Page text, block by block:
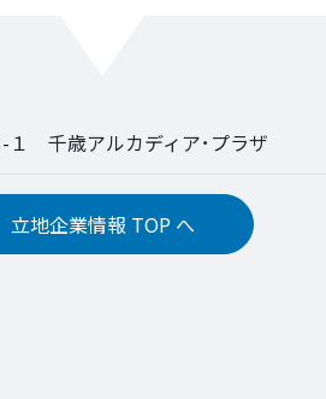
１ 千歳アルカディア･プラザ
立地企業情報 TOP へ